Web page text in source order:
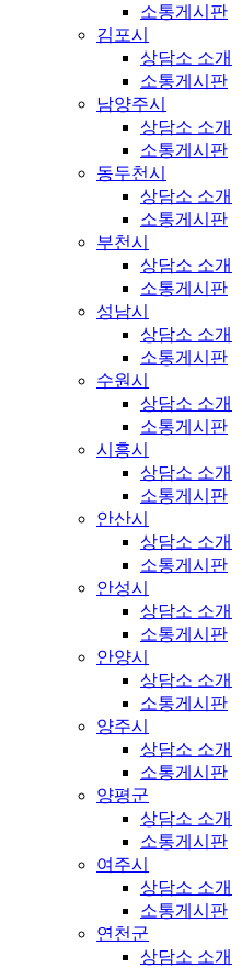
소통게시판
김포시
상담소 소개
소통게시판
남양주시
상담소 소개
소통게시판
동두천시
상담소 소개
소통게시판
부천시
상담소 소개
소통게시판
성남시
상담소 소개
소통게시판
수원시
상담소 소개
소통게시판
시흥시
상담소 소개
소통게시판
안산시
상담소 소개
소통게시판
안성시
상담소 소개
소통게시판
안양시
상담소 소개
소통게시판
양주시
상담소 소개
소통게시판
양평군
상담소 소개
소통게시판
여주시
상담소 소개
소통게시판
연천군
상담소 소개